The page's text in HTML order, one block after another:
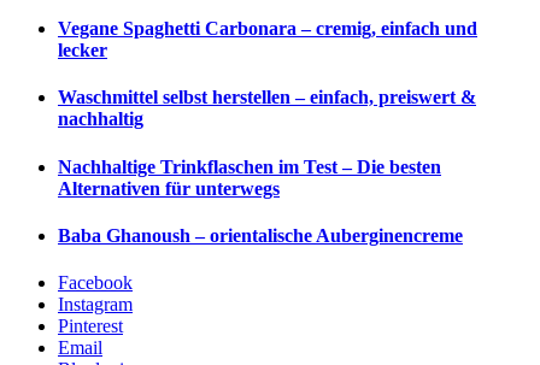
Vegane Spaghetti Carbonara – cremig, einfach und
lecker
Waschmittel selbst herstellen – einfach, preiswert &
nachhaltig
Nachhaltige Trinkflaschen im Test – Die besten
Alternativen für unterwegs
Baba Ghanoush – orientalische Auberginencreme
Facebook
Instagram
Pinterest
Email